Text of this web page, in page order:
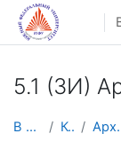
Перейти к
5.1 (ЗИ)
В начало Курсы